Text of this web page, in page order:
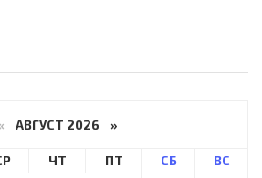
АВГУСТ 2026 »
ЧТ ПТ СБ
ВС